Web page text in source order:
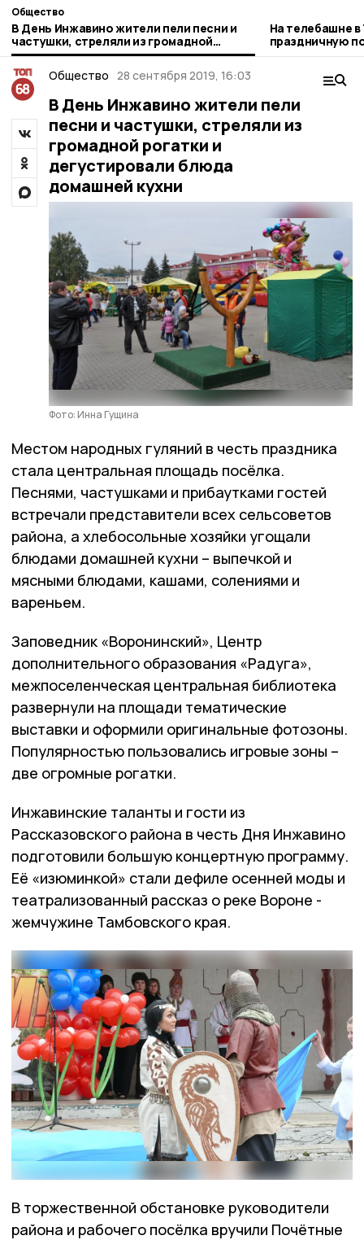
Общество
В День Инжавино жители пели песни и
частушки, стреляли из громадной
рогатки и дегустировали блюда
домашней кухни
На телебашне
праздничную
РТРС
Общество 28 сентября 2019, 16:03
В День Инжавино жители пели
песни и частушки, стреляли из
громадной рогатки и
дегустировали блюда
домашней кухни
Фото: Инна Гущина
Местом народных гуляний в честь праздника
стала центральная площадь посёлка.
Песнями, частушками и прибаутками гостей
встречали представители всех сельсоветов
района, а хлебосольные хозяйки угощали
блюдами домашней кухни – выпечкой и
мясными блюдами, кашами, солениями и
вареньем.
Заповедник «Воронинский», Центр
дополнительного образования «Радуга»,
межпоселенческая центральная библиотека
развернули на площади тематические
выставки и оформили оригинальные фотозоны.
Популярностью пользовались игровые зоны –
две огромные рогатки.
Инжавинские таланты и гости из
Рассказовского района в честь Дня Инжавино
подготовили большую концертную программу.
Её «изюминкой» стали дефиле осенней моды и
театрализованный рассказ о реке Вороне -
жемчужине Тамбовского края.
В торжественной обстановке руководители
района и рабочего посёлка вручили Почётные